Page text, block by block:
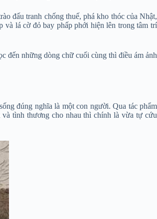
đấu tranh chống thuế, phá kho thóc của Nhật,
và lá cờ đỏ bay phấp phới hiện lên trong tâm trí
đến những dòng chữ cuối cùng thì điều ám ảnh
đúng nghĩa là một con người. Qua tác phẩm
tình thương cho nhau thì chính là vừa tự cứu